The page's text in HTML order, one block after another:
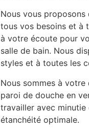
Nous vous
tous vos besoins et à
à votre écoute pour
salle de bain. Nous
styles et à toutes les
Nous sommes à
paroi de douche en
travailler avec
étanchéité optimale.